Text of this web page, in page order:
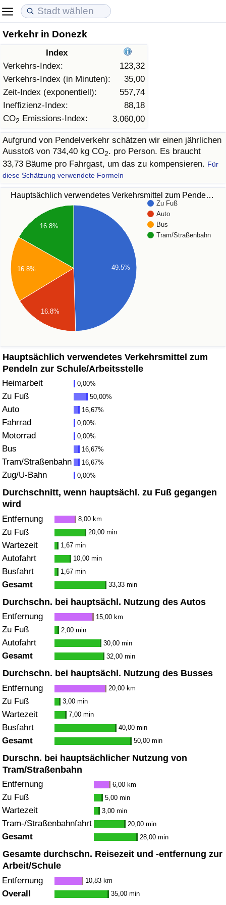
Verkehr in Donezk
Index
Verkehrs-Index:
123,32
Verkehrs-Index (in Minuten):
35,00
Zeit-Index (exponentiell):
557,74
Ineffizienz-Index:
88,18
CO2 Emissions-Index: 3.060,00
Aufgrund von Pendelverkehr schätzen wir einen jährlichen
Ausstoß von 734,40 kg CO2. pro Person. Es braucht
33,73 Bäume pro Fahrgast, um das zu kompensieren. Für
diese Schätzung verwendete Formeln
Hauptsächlich verwendetes Verkehrsmittel zum Pende…
Zu Fuß
Auto
Bus
Tram/Straßenbahn
49.5%
16.8%
16.8%
16.8%
Hauptsächlich verwendetes Verkehrsmittel zum
Pendeln zur Schule/Arbeitsstelle
Heimarbeit 0,00%
Zu Fuß 50,00%
Auto 16,67%
Fahrrad 0,00%
Motorrad 0,00%
Bus 16,67%
Tram/Straßenbahn 16,67%
Zug/U-Bahn 0,00%
Durchschnitt, wenn hauptsächl. zu Fuß gegangen
wird
Entfernung 8,00 km
Zu Fuß 20,00 min
Wartezeit 1,67 min
Autofahrt 10,00 min
Busfahrt 1,67 min
Gesamt 33,33 min
Durchschn. bei hauptsächl. Nutzung des Autos
Entfernung 15,00 km
Zu Fuß 2,00 min
Autofahrt 30,00 min
Gesamt 32,00 min
Durchschn. bei hauptsächl. Nutzung des Busses
Entfernung 20,00 km
Zu Fuß 3,00 min
Wartezeit 7,00 min
Busfahrt 40,00 min
Gesamt 50,00 min
Durschn. bei hauptsächlicher Nutzung von
Tram/Straßenbahn
Entfernung 6,00 km
Zu Fuß 5,00 min
Wartezeit 3,00 min
Tram-/Straßenbahnfahrt 20,00 min
Gesamt 28,00 min
Gesamte durchschn. Reisezeit und -entfernung zur
Arbeit/Schule
Entfernung 10,83 km
Overall 35,00 min
Lebenshaltungskosten
Lebenshaltungskosten-Index (aktuell)
Lebenshaltungskosten-Index
Lebenshaltungskosten-Index nach Land
in Akaba
Immobilienpreise
Immobilienpreis-Index (aktuell)
Immobilienpreis-Index
Immobilienpreis-Index nach Land
Lebensqualität
Lebensqualität-Index
Lebensqualität-Index (aktuell)
Lebensqualitätsindex nach Land
Kriminalität
Kriminalitäts-Index (aktuell)
Kriminalitäts-Index
Kriminalitätsindex nach Land
Gesundheitsversorgung
Gesundheitsversorgungs-Index (aktuell)
Gesundheitsversorgungs-Index
Gesundheitsversorgungs-Index nach Land
Umweltverschmutzung
Umweltverschmutzungs-Index (aktuell)
Verschmutzungsindex
Umweltverschmutzungs-Index nach Land
Verkehr
Verkehrs-Index
Verkehrs-Index (aktuell)
Verkehrs-Index nach Land